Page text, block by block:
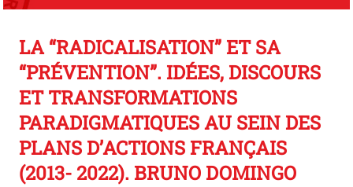
LA “RADICALISATION” ET SA
“PRÉVENTION”. IDÉES, DISCOURS
ET TRANSFORMATIONS
PARADIGMATIQUES AU SEIN DES
PLANS D’ACTIONS FRANÇAIS
(2013- 2022). BRUNO DOMINGO